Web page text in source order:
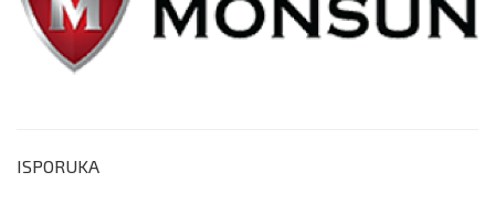
ISPORUKA